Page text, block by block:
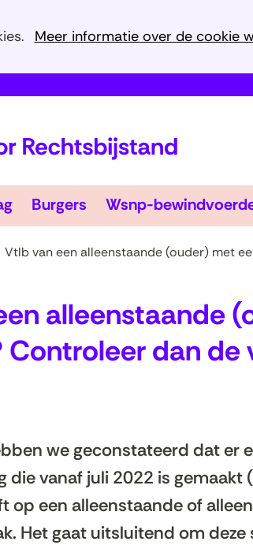
Meer informatie over de cookie
Vrij
te
laten
Uitklappen
Burgers
Burgers
Uitklappen
Wsnp-
Vtlb van een alleenstaande (ouder) met
alleenstaande
Controleer dan
we geconstateerd dat er
vanaf juli 2022 is gemaakt
op een alleenstaande of
Het gaat uitsluitend om deze